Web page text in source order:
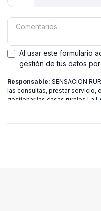
Al usar este formulario
gestión de tus datos
Responsable: SENSACION
las consultas, prestar servicio,
gestionar las casas rurales La